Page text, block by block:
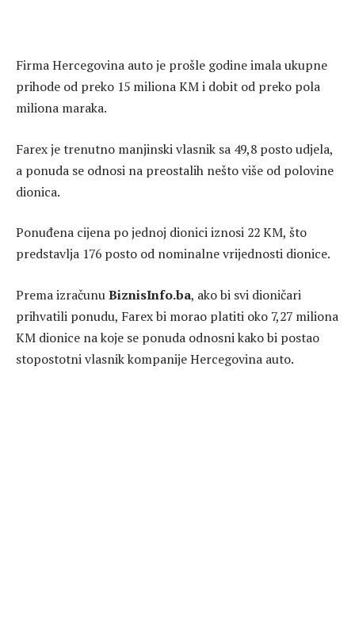
Firma Hercegovina auto je prošle godine imala ukupne
prihode od preko 15 miliona KM i dobit od preko pola
miliona maraka.
Farex je trenutno manjinski vlasnik sa 49,8 posto udjela,
a ponuda se odnosi na preostalih nešto više od polovine
dionica.
Ponuđena cijena po jednoj dionici iznosi 22 KM, što
predstavlja 176 posto od nominalne vrijednosti dionice.
Prema izračunuBiznisInfo.ba, ako bi svi dioničari
prihvatili ponudu, Farex bi morao platiti oko 7,27 miliona
KM dionice na koje se ponuda odnosni kako bi postao
stopostotni vlasnik kompanije Hercegovina auto.